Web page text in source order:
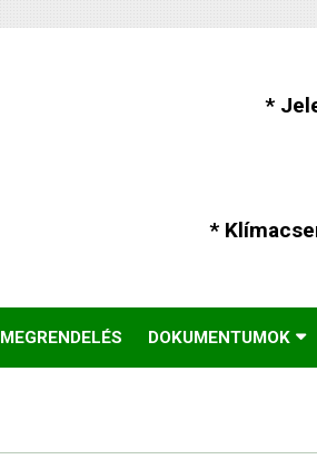
*
*
MEGRENDELÉS DOKUMENTUMOK